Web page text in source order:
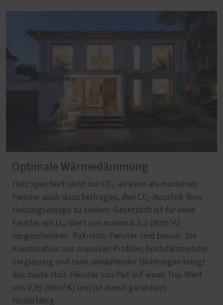
Optimale Wärmedämmung
Holz speichert nicht nur C02, es kann als modernes
Fenster auch dazu beitragen, den C02-Ausstoß Ihrer
Heizungsanlage zu senken. Gesetzlich ist für neue
Fenster ein U w-Wert von maximal 1,3 (W/m²K)
vorgeschrieben. PaX-Holz-Fenster sind besser. Die
Kombination aus massiven Profilen, hochdämmender
Verglasung und zwei umlaufender Dichtungen bringt
das beste Holz-Fenster von PaX auf einen Top-Wert
von 0,89 (W/m²K) und ist damit garantiert
förderfähig.